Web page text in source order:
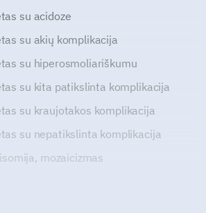
su acidoze
su akių komplikacija
su hiperosmoliariškumu
su kita patikslinta komplikacija
su kraujotakos komplikacija
su nepatikslinta komplikacija
mozaicizmas